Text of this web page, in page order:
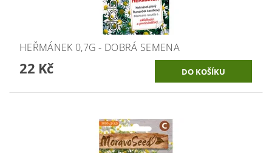
HEŘMÁNEK 0,7G - DOBRÁ SEMENA
22 Kč